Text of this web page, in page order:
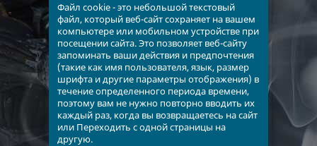
Файл cookie - это небольшой текстовый
файл, который веб-сайт сохраняет на вашем
компьютере или мобильном устройстве при
посещении сайта. Это позволяет веб-сайту
запоминать ваши действия и предпочтения
(такие как имя пользователя, язык, размер
шрифта и другие параметры отображения) в
течение определенного периода времени,
поэтому вам не нужно повторно вводить их
каждый раз, когда вы возвращаетесь на сайт
или Переходить с одной страницы на
другую.